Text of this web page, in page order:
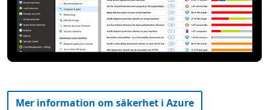
Mer information om säkerhet i Azure